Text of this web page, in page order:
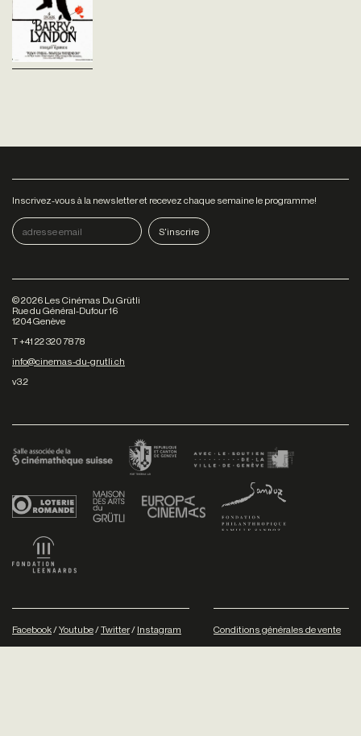
nombreuses aventures, il
parvient à ses fins en
Inscrivez-vous à la newsletter et recevez chaque semaine le programme!
©2026 Les Cinémas Du Grütli
Rue du Général-Dufour 16
1204 Genève
T +41 22 320 78 78
info@cinemas-du-grutli.ch
v3.2
Facebook/Youtube/Twitter/ Instagram Conditions générales de vente